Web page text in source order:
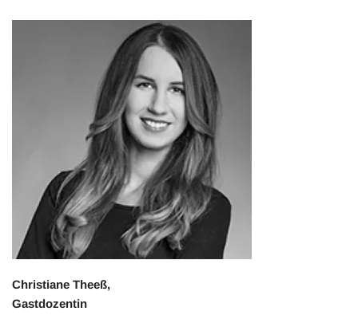
Christiane Theeß,
Gastdozentin